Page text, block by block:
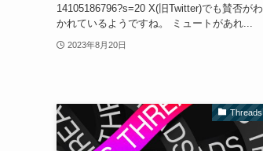
14105186796?s=20 X(旧Twitter)でも賛否がわ
かれているようですね。 ミュートがあれ...
2023年8月20日
Threads